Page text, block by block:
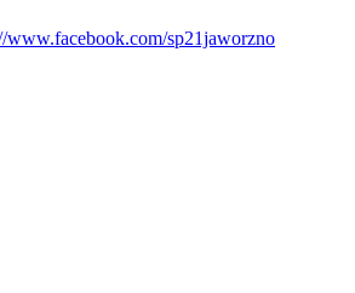
www.facebook.com/sp21jaworzno